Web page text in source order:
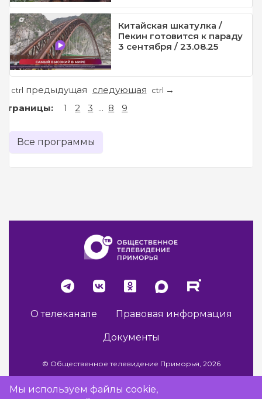
Китайская шкатулка /
Пекин готовится к параду
3 сентября / 23.08.25
ctrl предыдущая следующая ctrl →
Страницы: 1 2 3 ... 8 9
Все программы
О телеканале Правовая информация
Документы
© Общественное телевидение Приморья, 2026
Мы используем файлы cookie,